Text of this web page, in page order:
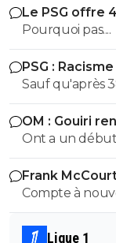
Le PSG offre
Pourquoi pas....
PSG :
Sauf qu'après
nouvelles loies
autre que son discours de
cherche a avoir
maladie
psychiatre
OM : Gouiri
Ont a un
Frank
Compte à
Ligue 1